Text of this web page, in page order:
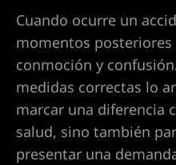
Cuando ocurre un
momentos
conmoción y
medidas correctas lo
marcar una diferencia
salud, sino también
presentar una
Rose